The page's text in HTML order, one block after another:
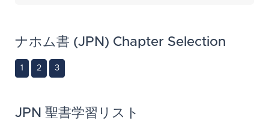
ナホム書 (JPN) Chapter Selection
1 2 3
JPN 聖書学習リスト